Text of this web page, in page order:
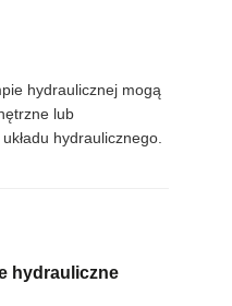
hydraulicznej mogą
lub
hydraulicznego.
hydrauliczne